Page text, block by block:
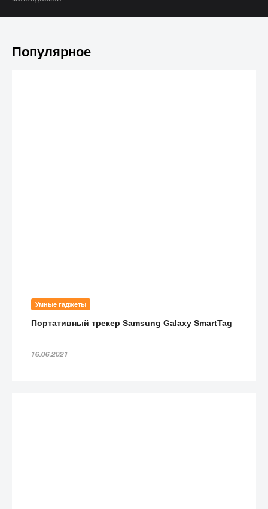
Популярное
Умные гаджеты
Портативный трекер Samsung Galaxy SmartTag
16.06.2021